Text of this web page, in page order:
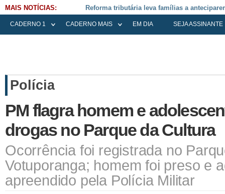
MAIS NOTÍCIAS: Falece Elena Menoia Cesarin
CADERNO 1 CADERNO MAIS EM DIA SEJA ASSINANTE
Polícia
PM flagra homem e
drogas no Parque da Cultura
Ocorrência foi registrada no
Votuporanga; homem foi preso e
apreendido pela Polícia Militar